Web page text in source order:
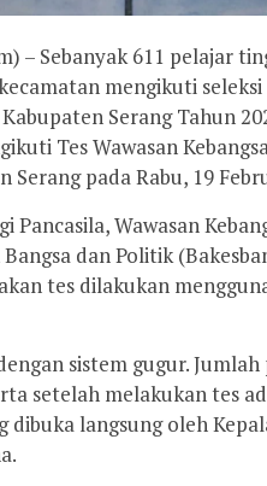
– Sebanyak 611 pelajar
mengikuti
Serang Tahun
Tes Wawasan
pada Rabu, 19
Pancasila, Wawasan
dan Politik
tes dilakukan
sistem gugur.
setelah melakukan tes
dibuka langsung oleh